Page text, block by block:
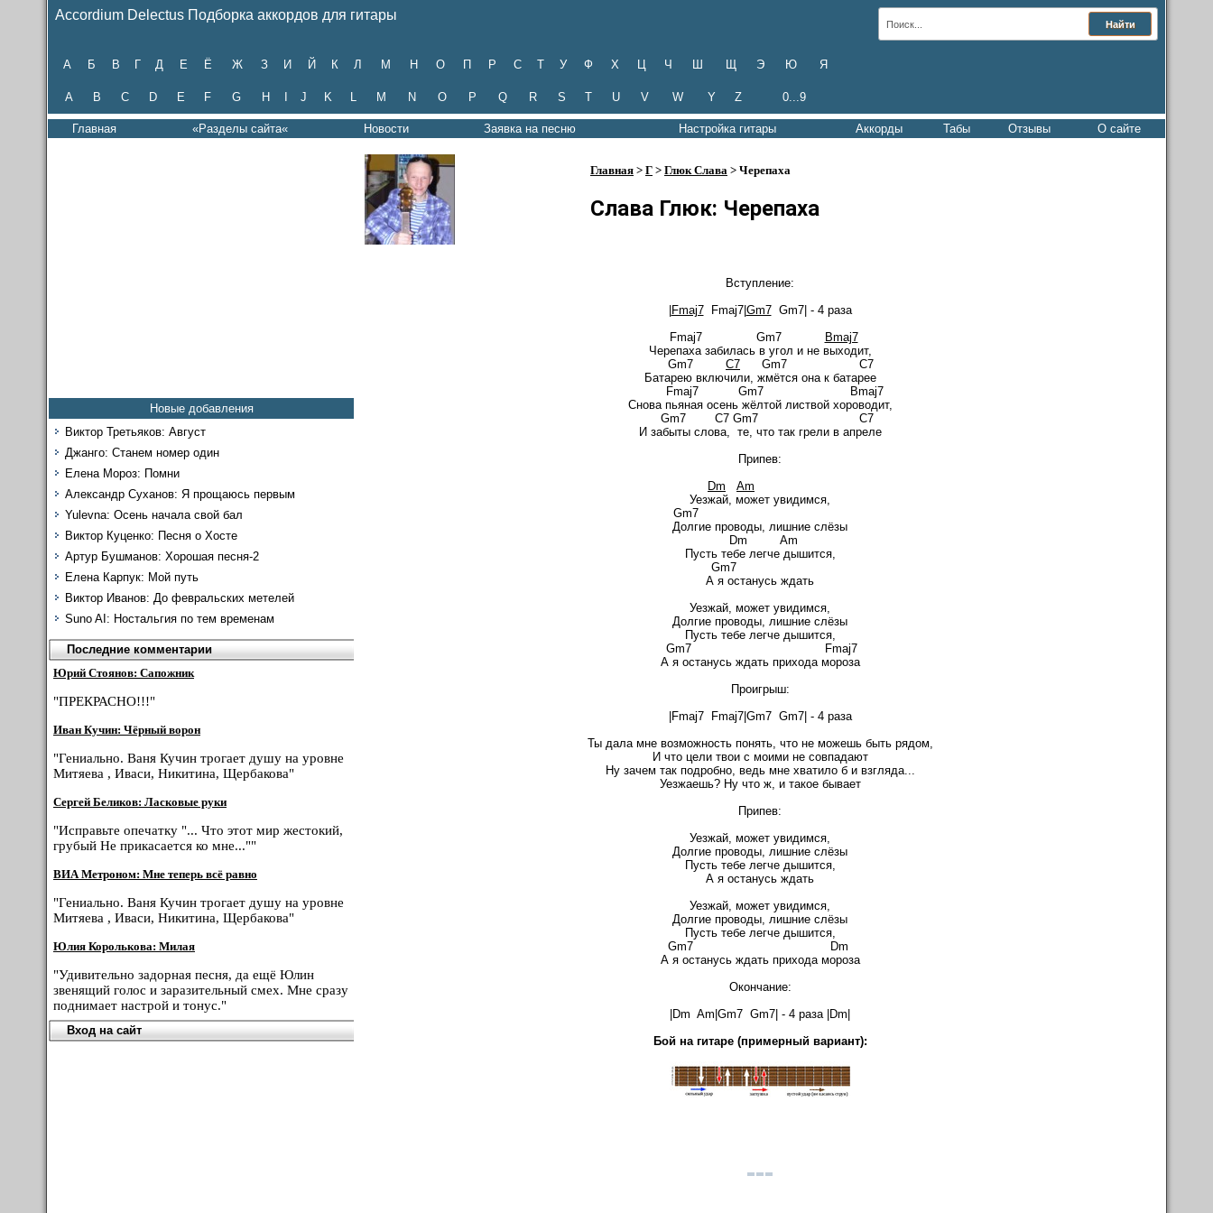
Accordium Delectus Подборка аккордов для гитары
А Б В Г Д Е Ё Ж З И Й К Л М Н О П Р С Т У Ф Х Ц Ч Ш Щ Э Ю Я
A B C D E F G H J K L M N O P Q R S T U V W Y Z 0...9
Главная «Разделы сайта« Новости Заявка на песню Настройка гитары Аккорды Табы Отзывы О сайте
Новые добавления
Виктор Третьяков: Август
Джанго: Станем номер один
Елена Мороз: Помни
Александр Суханов: Я прощаюсь первым
Yulevna: Осень начала свой бал
Виктор Куценко: Песня о Хосте
Артур Бушманов: Хорошая песня-2
Елена Карпук: Мой путь
Виктор Иванов: До февральских метелей
Suno AI: Ностальгия по тем временам
Последние комментарии
Юрий Стоянов: Сапожник
"ПРЕКРАСНО!!!"
Иван Кучин: Чёрный ворон
"Гениально. Ваня Кучин трогает душу на уровне
Митяева , Иваси, Никитина, Щербакова"
Сергей Беликов: Ласковые руки
"Исправьте опечатку "... Что этот мир жестокий,
грубый Не прикасается ко мне...""
ВИА Метроном: Мне теперь всё равно
"Гениально. Ваня Кучин трогает душу на уровне
Митяева , Иваси, Никитина, Щербакова"
Юлия Королькова: Милая
"Удивительно задорная песня, да ещё Юлин
звенящий голос и заразительный смех. Мне сразу
поднимает настрой и тонус."
Вход на сайт
Главная > Г > Глюк Слава > Черепаха
Слава Глюк: Черепаха
Вступление:
Fmaj7Fmaj7| Gm7Gm7| - 4 раза
Fmaj7 Gm7
Bmaj7
Черепаха забилась в угол и не выходит,
Gm7 C7 Gm7 C7
Батарею включили, жмётся она к батарее
Fmaj7 Gm7 Bmaj7
Снова пьяная осень жёлтой листвой хороводит,
Gm7 C7 Gm7 C7
И забыты слова, те, что так грели в апреле
Припев:
Dm
Am
Уезжай, может увидимся,
Gm7
Долгие проводы, лишние слёзы
Dm Am
Пусть тебе легче дышится,
Gm7
А я останусь ждать
Уезжай, может увидимся,
Долгие проводы, лишние слёзы
Пусть тебе легче дышится,
Gm7 Fmaj7
А я останусь ждать прихода мороза
Проигрыш:
|Fmaj7 Fmaj7|Gm7 Gm7| - 4 раза
Ты дала мне возможность понять, что не можешь быть рядом,
И что цели твои с моими не совпадают
Ну зачем так подробно, ведь мне хватило б и взгляда...
Уезжаешь? Ну что ж, и такое бывает
Припев:
Уезжай, может увидимся,
Долгие проводы, лишние слёзы
Пусть тебе легче дышится,
А я останусь ждать
Уезжай, может увидимся,
Долгие проводы, лишние слёзы
Пусть тебе легче дышится,
Gm7 Dm
А я останусь ждать прихода мороза
Окончание:
|Dm Am|Gm7 Gm7| - 4 раза |Dm|
Бой на гитаре (примерный вариант):